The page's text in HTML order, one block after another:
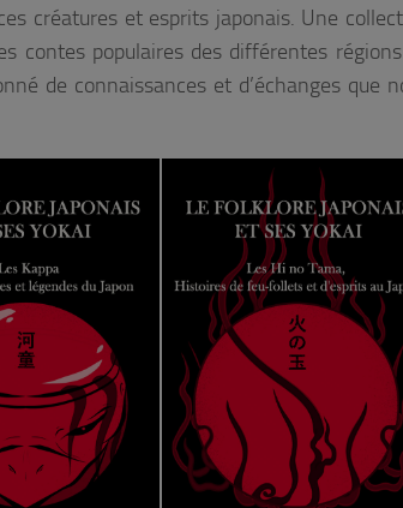
créatures et esprits japonais. Une
contes populaires des différentes
de connaissances et d’échanges que